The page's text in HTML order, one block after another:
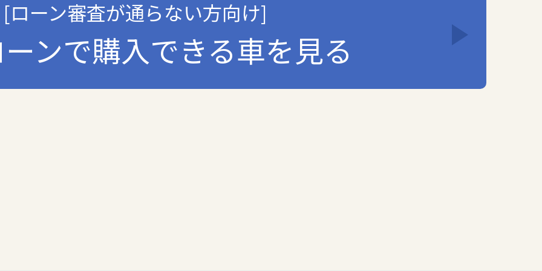
は提供の停止等を求められたときは、適法かつ遅滞なく応じます。
情報の取扱いに関する法令､国が定める指針およびその他の規範を遵守します。
継続的改善について
[ローン審査が通らない方向け]
ンで購入できる車を見る